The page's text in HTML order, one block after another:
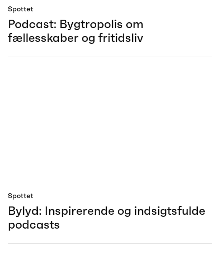
Spottet
Podcast: Bygtropolis om
fællesskaber og fritidsliv
Spottet
Bylyd: Inspirerende og indsigtsfulde
podcasts